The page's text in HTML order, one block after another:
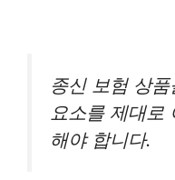
종신 보험 상
요소를 제대로
해야 합니다.